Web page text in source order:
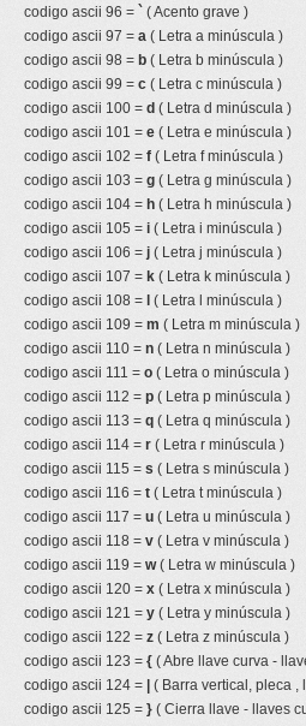
codigo ascii 96 = ` ( Acento grave )
codigo ascii 97 = a ( Letra a minúscula )
codigo ascii 98 = b ( Letra b minúscula )
codigo ascii 99 = c ( Letra c minúscula )
codigo ascii 100 = d ( Letra d minúscula )
codigo ascii 101 = e ( Letra e minúscula )
codigo ascii 102 = f ( Letra f minúscula )
codigo ascii 103 = g ( Letra g minúscula )
codigo ascii 104 = h ( Letra h minúscula )
codigo ascii 105 = i ( Letra i minúscula )
codigo ascii 106 = j ( Letra j minúscula )
codigo ascii 107 = k ( Letra k minúscula )
codigo ascii 108 =
( Letra l minúscula )
codigo ascii 109 = m ( Letra m minúscula )
codigo ascii 110 = n ( Letra n minúscula )
codigo ascii 111 = o ( Letra o minúscula )
codigo ascii 112 = p ( Letra p minúscula )
codigo ascii 113 = q ( Letra q minúscula )
codigo ascii 114 = r ( Letra r minúscula )
codigo ascii 115 = s ( Letra s minúscula )
codigo ascii 116 = t ( Letra t minúscula )
codigo ascii 117 = u ( Letra u minúscula )
codigo ascii 118 = v ( Letra v minúscula )
codigo ascii 119 = w( Letra w minúscula )
codigo ascii 120 = x ( Letra x minúscula )
codigo ascii 121 = y ( Letra y minúscula )
codigo ascii 122 = z ( Letra z minúscula )
codigo ascii 123 = { ( Abre llave curva -
codigo ascii 124 =
( Barra vertical, pleca ,
codigo ascii 125 = } ( Cierra llave - llaves